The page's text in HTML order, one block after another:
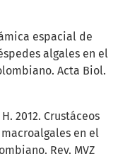
espacial de
algales en el
Acta Biol.
2012. Crustáceos
en el
Rev. MVZ